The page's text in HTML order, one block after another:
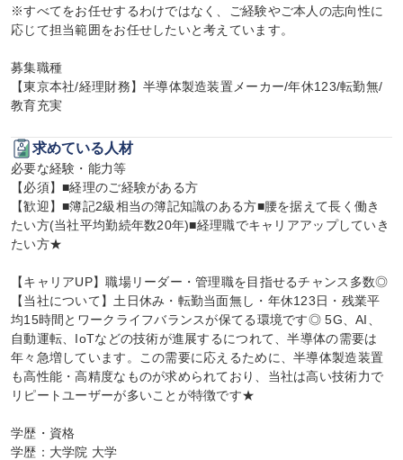
※すべてをお任せするわけではなく、ご経験やご本人の志向性に
応じて担当範囲をお任せしたいと考えています。
募集職種
【東京本社/経理財務】半導体製造装置メーカー/年休123/転勤無/
教育充実
求めている人材
必要な経験・能力等
【必須】■経理のご経験がある方
【歓迎】■簿記2級相当の簿記知識のある方■腰を据えて長く働き
たい方(当社平均勤続年数20年)■経理職でキャリアアップしていき
たい方★
【キャリアUP】職場リーダー・管理職を目指せるチャンス多数◎
【当社について】土日休み・転勤当面無し・年休123日・残業平
均15時間とワークライフバランスが保てる環境です◎ 5G、AI、
自動運転、IoTなどの技術が進展するにつれて、半導体の需要は
年々急増しています。この需要に応えるために、半導体製造装置
も高性能・高精度なものが求められており、当社は高い技術力で
リピートユーザーが多いことが特徴です★
学歴・資格
学歴：大学院 大学